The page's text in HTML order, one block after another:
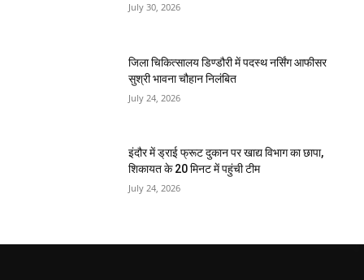
July 30, 2026
जिला चिकित्सालय डिण्डौरी में पदस्थ नर्सिंग आफीसर
सुश्री भावना चौहान निलंबित
July 24, 2026
इंदौर में ड्राई फ्रूट दुकान पर खाद्य विभाग का छापा,
शिकायत के 20 मिनट में पहुंची टीम
July 24, 2026